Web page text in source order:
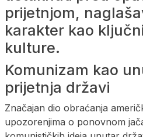
prijetnjom,
karakter kao
kulture.
Komunizam kao
prijetnja državi
Značajan dio obraćanja
upozorenjima o ponovnom